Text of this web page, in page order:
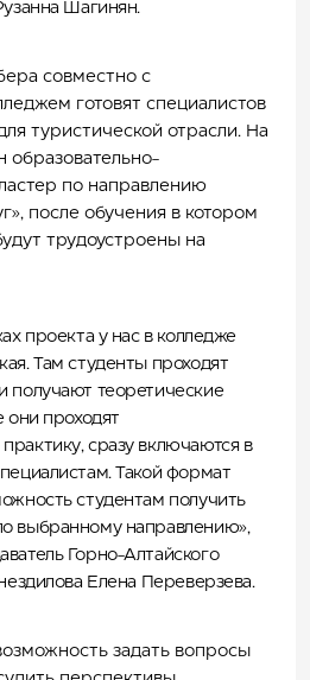
Шагинян.
совместно с
готовят специалистов
туристической отрасли. На
образовательно-
по направлению
после обучения в котором
трудоустроены на
проекта у нас в колледже
Там студенты проходят
получают теоретические
они проходят
сразу включаются в
Такой формат
студентам получить
выбранному направлению»,
Горно-Алтайского
Елена Переверзева.
задать вопросы